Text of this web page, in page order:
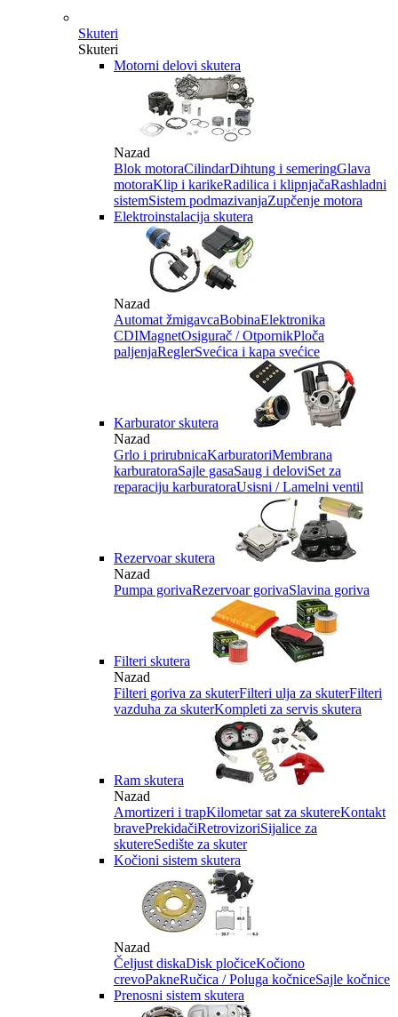
Skuteri
Skuteri
Motorni delovi skutera
Nazad
Blok motoraCilindarDihtung i semeringGlava
motoraKlip i karikeRadilica i klipnjačaRashladni
sistemSistem podmazivanjaZupčenje motora
Elektroinstalacija skutera
Nazad
Automat žmigavcaBobinaElektronika
CDIMagnetOsigurač / OtpornikPloča
paljenjaReglerSvećica i kapa svećice
Karburator skutera
Nazad
Grlo i prirubnicaKarburatoriMembrana
karburatoraSajle gasaSaug i deloviSet za
reparaciju karburatoraUsisni / Lamelni ventil
Rezervoar skutera
Nazad
Pumpa gorivaRezervoar gorivaSlavina goriva
Filteri skutera
Nazad
Filteri goriva za skuterFilteri ulja za skuterFilteri
vazduha za skuterKompleti za servis skutera
Ram skutera
Nazad
Amortizeri i trapKilometar sat za skutereKontakt
bravePrekidačiRetrovizoriSijalice za
skutereSedište za skuter
Kočioni sistem skutera
Nazad
Čeljust diskaDisk pločiceKočiono
crevoPakneRučica / Poluga kočniceSajle kočnice
Prenosni sistem skutera